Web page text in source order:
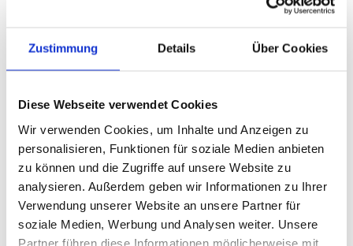
Zustimmung Details Über Cookies
Diese Webseite verwendet Cookies
Wir verwenden Cookies, um Inhalte und Anzeigen zu
personalisieren, Funktionen für soziale Medien anbieten
zu können und die Zugriffe auf unsere Website zu
analysieren. Außerdem geben wir Informationen zu Ihrer
Verwendung unserer Website an unsere Partner für
soziale Medien, Werbung und Analysen weiter. Unsere
Partner führen diese Informationen möglicherweise mit
Datum
07.10.2026
Uhrzeit
10:30 - 14:30 Uhr
Ort
Wendenstr. 493, 20537 Hamburg
Download der Kurstermine